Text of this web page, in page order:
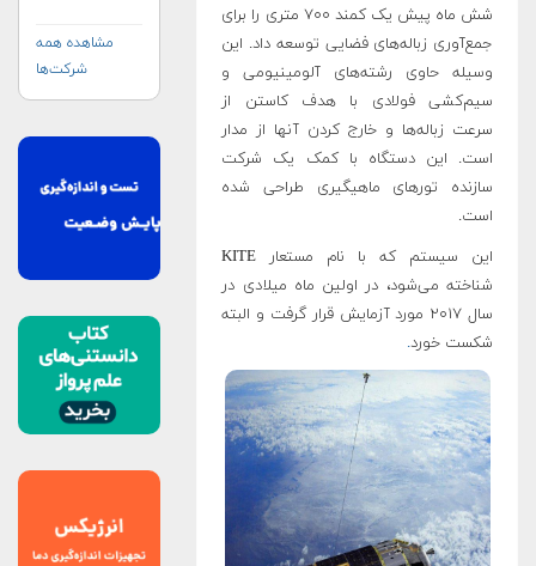
شش ماه پیش یک کمند ۷۰۰ متری را برای
جمع‌آوری زباله‌های فضایی توسعه داد. این
وسیله حاوی رشته‌های آلومینیومی و
سیم‌کشی فولادی با هدف کاستن از
سرعت زباله‌ها و خارج کردن آنها از مدار
است. این دستگاه با کمک یک شرکت
سازنده تورهای ماهیگیری طراحی شده
است.
این سیستم که با نام مستعار KITE
شناخته می‌شود، در اولین ماه میلادی در
سال ۲۰۱۷ مورد آزمایش قرار گرفت و البته
شکست خورد.
مشاهده همه
شرکت‌ها